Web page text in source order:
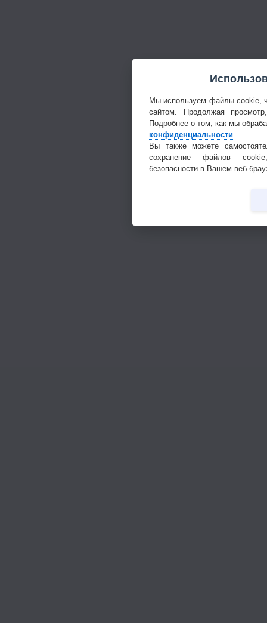
Мы используем файлы cookie,
сайтом. Продолжая
Подробнее о том, как мы
конфиденциальности
Вы также можете
сохранение файлов
безопасности в Вашем веб-